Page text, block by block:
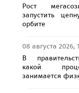
Рост
запустить
орбите
08 августа 2026,
В
какой
занимается